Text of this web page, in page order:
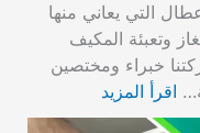
التي يعاني منها
وتعبئة المكيف
خبراء ومختصين
اقرأ المزيد